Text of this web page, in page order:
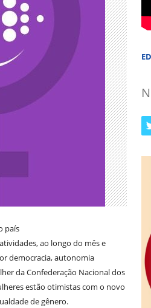
país
ao longo do mês e
democracia, autonomia
da Confederação Nacional dos
estão otimistas com o novo
de gênero.